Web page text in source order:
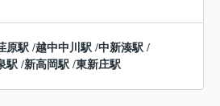
原駅 /越中中川駅 /中新湊駅 /
駅 /新高岡駅 /東新庄駅